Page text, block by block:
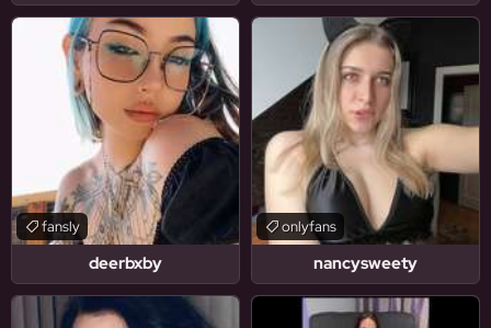
deerbxby
fansly
nancysweety
onlyfans